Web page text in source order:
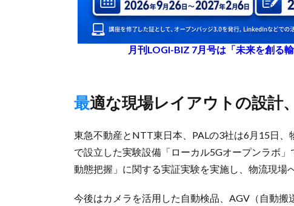
月刊LOGI-BIZ 7月号は「未来を創る
最適な現場レイアウトの設
東急不動産とNTT東日本、PALの3社は6月15日
で設立した実験設備「ローカル5Gオープンラボ
動態把握」に関する実証実験を実施し、物流現場
今後はカメラを活用した自動検品、AGV（自動